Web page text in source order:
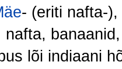
- (eriti nafta-
nafta,
lõi indiaani